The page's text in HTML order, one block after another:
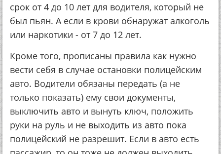
срок от 4 до 10 лет для водителя, который не
был пьян. А если в крови обнаружат алкоголь
или наркотики - от 7 до 12 лет.
Кроме того, прописаны правила как нужно
вести себя в случае остановки полицейским
авто. Водители обязаны передать (а не
только показать) ему свои документы,
выключить авто и вынуть ключ, положить
руки на руль и не выходить из авто пока
полицейский не разрешит. Если в авто есть